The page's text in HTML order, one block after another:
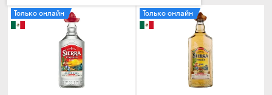
Только онлайн Только онлайн